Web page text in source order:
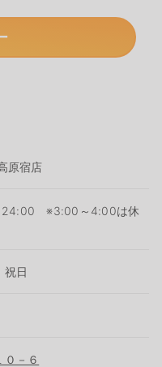
原宿店
24:00 ※3:00～4:00は休
祝日
－６